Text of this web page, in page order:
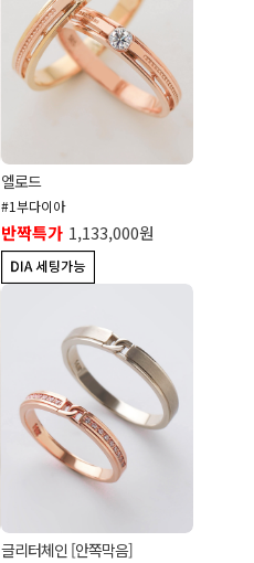
엘로드
#1부다이아
반짝특가 1,133,000원
글리터체인 [안쪽막음]